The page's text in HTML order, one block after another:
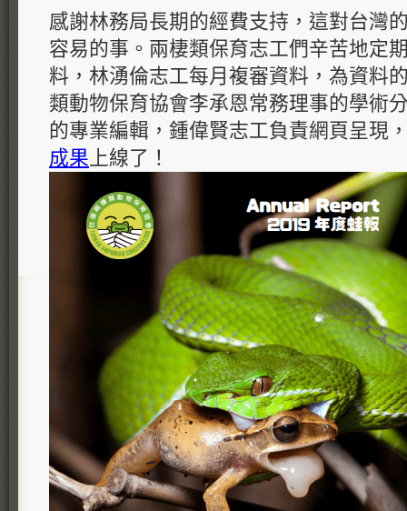
感謝林務局長期的經費支持，這對台灣
容易的事。兩棲類保育志工們辛苦地定
料，林湧倫志工每月複審資料，為資料
類動物保育協會李承恩常務理事的學術
的專業編輯，鍾偉賢志工負責網頁呈現
成果 上線了！